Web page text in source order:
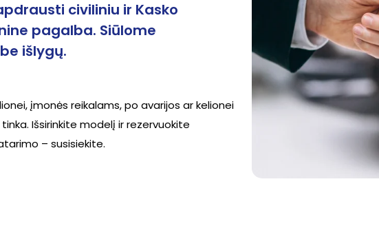
civiliniu ir Kasko
pagalba. Siūlome
išlygų.
įmonės reikalams, po avarijos ar kelionei
Išsirinkite modelį ir rezervuokite
– susisiekite.